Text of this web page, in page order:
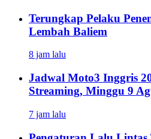
Terungkap Pelaku
Lembah Baliem
8 jam lalu
Jadwal Moto3 Inggris
Streaming, Minggu 9
7 jam lalu